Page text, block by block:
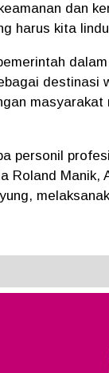
dan
harus kita
destinasi
masyarakat
personil
Roland Manik,